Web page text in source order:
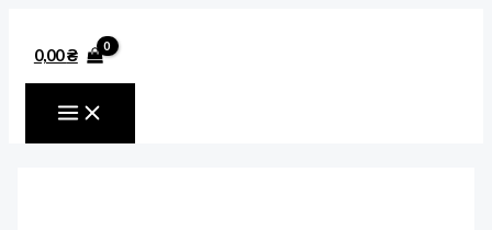
содержимому
0,00₴
Escentric
Molecules
MOLECULE
01
+